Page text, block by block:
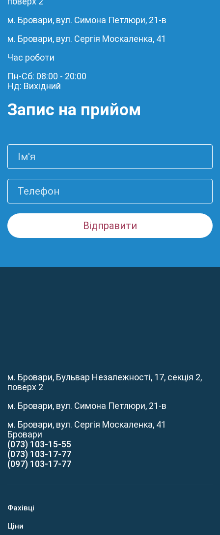
м. Бровари, вул. Симона Петлюри, 21-в
м. Бровари, вул. Сергія Москаленка, 41
Час роботи
Пн-Сб: 08:00 - 20:00
Нд: Вихідний
Запис на прийом
м. Бровари, Бульвар Незалежності, 17, секція 2,
поверх 2
м. Бровари, вул. Симона Петлюри, 21-в
м. Бровари, вул. Сергія Москаленка, 41
Бровари
(073) 103-15-55
(073) 103-17-77
(097) 103-17-77
Фахівці
Ціни